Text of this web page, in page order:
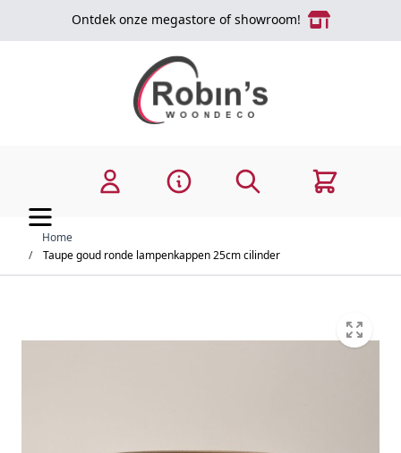
Ga naar de inhoudOntdek onze megastore of showroom!
Zoek Cart
Home
/
Taupe goud ronde lampenkappen 25cm cilinder